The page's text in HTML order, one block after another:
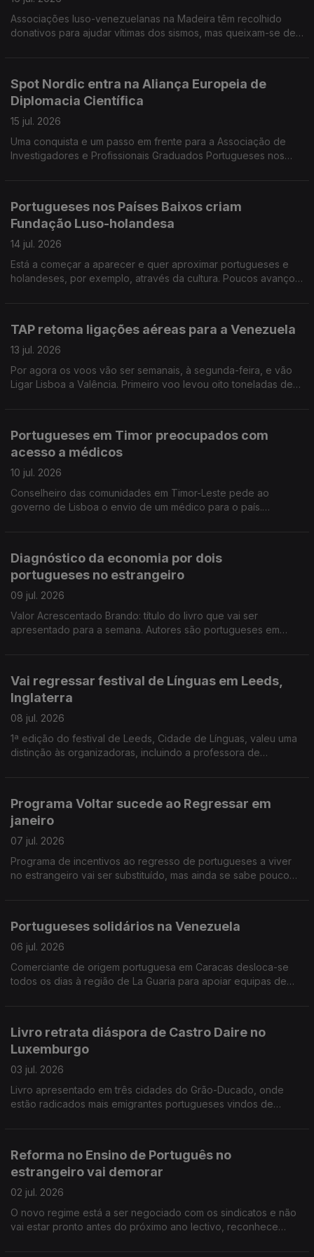
Associações luso-venezuelanas na Madeira têm recolhido
donativos para ajudar vítimas dos sismos, mas queixam-se de
Spot Nordic entra na Aliança Europeia de
Diplomacia Científica
15 jul. 2026
Uma conquista e um passo em frente para a Associação de
Investigadores e Profissionais Graduados Portugueses nos
Portugueses nos Países Baixos criam
Fundação Luso-holandesa
14 jul. 2026
Está a começar a aparecer e quer aproximar portugueses e
holandeses, por exemplo, através da cultura. Poucos avanços
TAP retoma ligações aéreas para a Venezuela
13 jul. 2026
Por agora os voos vão ser semanais, à segunda-feira, e vão
Ligar Lisboa a Valência. Primeiro voo levou oito toneladas de
Portugueses em Timor preocupados com
acesso a médicos
10 jul. 2026
Conselheiro das comunidades em Timor-Leste pede ao
governo de Lisboa o envio de um médico para o país.
Diagnóstico da economia por dois
portugueses no estrangeiro
09 jul. 2026
Valor Acrescentado Brando: título do livro que vai ser
apresentado para a semana. Autores são portugueses em
Vai regressar festival de Línguas em Leeds,
Inglaterra
08 jul. 2026
1ª edição do festival de Leeds, Cidade de Línguas, valeu uma
distinção às organizadoras, incluindo a professora de
Programa Voltar sucede ao Regressar em
janeiro
07 jul. 2026
Programa de incentivos ao regresso de portugueses a viver
no estrangeiro vai ser substituído, mas ainda se sabe pouco
Portugueses solidários na Venezuela
06 jul. 2026
Comerciante de origem portuguesa em Caracas desloca-se
todos os dias à região de La Guaria para apoiar equipas de
Livro retrata diáspora de Castro Daire no
Luxemburgo
03 jul. 2026
Livro apresentado em três cidades do Grão-Ducado, onde
estão radicados mais emigrantes portugueses vindos de
Reforma no Ensino de Português no
estrangeiro vai demorar
02 jul. 2026
O novo regime está a ser negociado com os sindicatos e não
vai estar pronto antes do próximo ano lectivo, reconhece